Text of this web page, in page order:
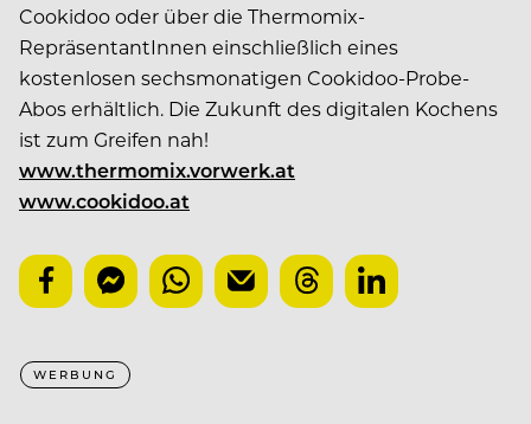
Cookidoo oder über die Thermomix-
RepräsentantInnen einschließlich eines
kostenlosen sechsmonatigen Cookidoo-Probe-
Abos erhältlich. Die Zukunft des digitalen Kochens
ist zum Greifen nah!
www.thermomix.vorwerk.at
www.cookidoo.at
WERBUNG